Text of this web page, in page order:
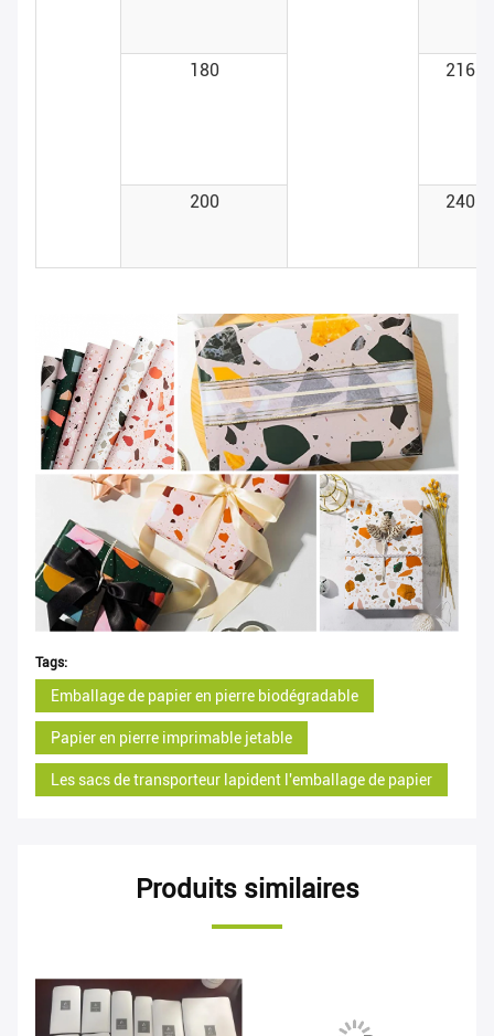
180 216
200 240
Tags:
Emballage de papier en pierre biodégradable
Papier en pierre imprimable jetable
Les sacs de transporteur lapident l'emballage de papier
Produits similaires